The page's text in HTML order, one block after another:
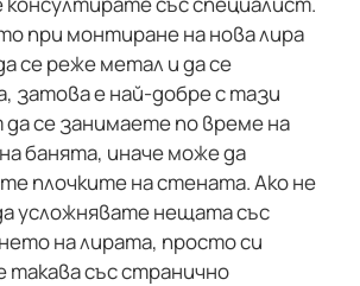
при монтиране на нова лира
се реже метал и да се
затова е най-добре с тази
се занимаете по време на
банята, иначе може да
плочките на стената. Ако не
усложнявате нещата със
на лирата, просто си
със странично